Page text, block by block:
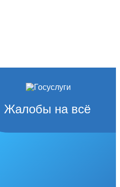
Жалобы на всё